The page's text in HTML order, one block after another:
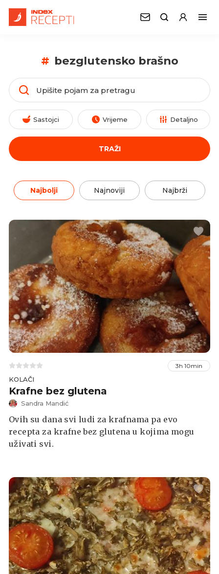
# bezglutensko brašno
Sastojci Vrijeme Detaljno
TRAŽI
Najbolji Najnoviji Najbrži
3h 10min
KOLAČI
Krafne bez glutena
Sandra Mandić
Ovih su dana svi ludi za krafnama pa evo
recepta za krafne bez glutena u kojima mogu
uživati svi.